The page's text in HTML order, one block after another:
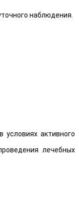
наблюдения.
активного
лечебных